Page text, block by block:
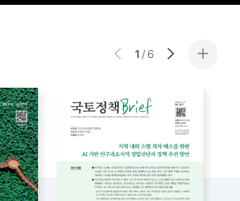
1 / 6